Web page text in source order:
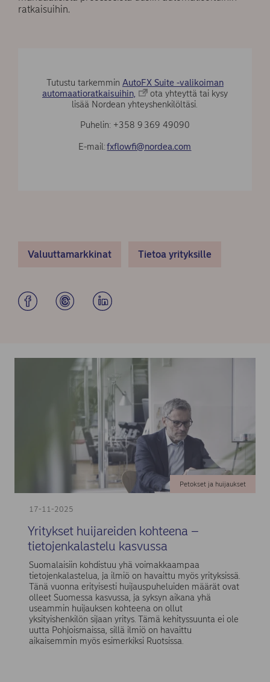
ratkaisuihin.
Tutustu tarkemmin AutoFX Suite -valikoiman
automaatioratkaisuihin,
ota yhteyttä tai kysy
lisää Nordean yhteyshenkilöltäsi.
Puhelin: +358 9 369 49090
E-mail:fxflowfi@nordea.com
Valuuttamarkkinat Tietoa yrityksille
17-11-2025
Petokset ja huijaukset
Yritykset huijareiden kohteena –
tietojenkalastelu kasvussa
Suomalaisiin kohdistuu yhä voimakkaampaa
tietojenkalastelua, ja ilmiö on havaittu myös yrityksissä.
Tänä vuonna erityisesti huijauspuheluiden määrät ovat
olleet Suomessa kasvussa, ja syksyn aikana yhä
useammin huijauksen kohteena on ollut
yksityishenkilön sijaan yritys. Tämä kehityssuunta ei ole
uutta Pohjoismaissa, sillä ilmiö on havaittu
aikaisemmin myös esimerkiksi Ruotsissa.